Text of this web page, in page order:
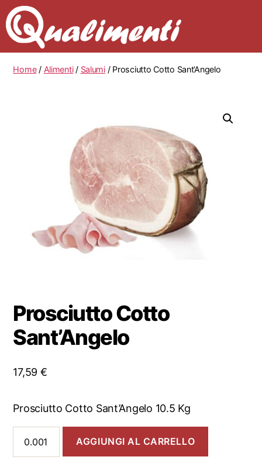
Home/ Alimenti/ Salumi/ Prosciutto Cotto Sant’Angelo
Prosciutto Cotto
Sant’Angelo
17,59 €
Prosciutto Cotto Sant’Angelo 10.5 Kg
Cotto
Sant'Angelo
AGGIUNGI AL CARRELLO